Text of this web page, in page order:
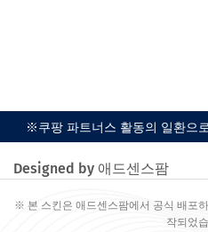
※쿠팡 파트너스 활동의 일환으
Designed by 애드센스팜
※ 본 스킨은 애드센스팜에서 공식 배포
작되었